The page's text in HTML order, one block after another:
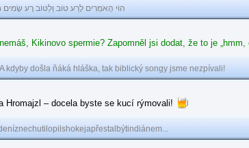
הוֹי הָאֹמְרִים לָרַע טוֹב וְלַטּוֹב רָע
Kikinovo spermie? Zapomněl jsi dodat, že to je „hmm,
kdyby došla ňáká hláška, tak biblický songy jsme nezpívali!
Hromajzl – docela byste se kucí rýmovali!